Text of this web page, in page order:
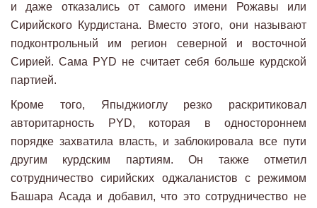
и даже отказались от самого имени Рожавы или
Сирийского Курдистана. Вместо этого, они называют
подконтрольный им регион северной и восточной
Сирией. Сама PYD не считает себя больше курдской
партией.
Кроме того, Япыджиоглу резко раскритиковал
авторитарность PYD, которая в одностороннем
порядке захватила власть, и заблокировала все пути
другим курдским партиям. Он также отметил
сотрудничество сирийских оджаланистов с режимом
Башара Асада и добавил, что это сотрудничество не